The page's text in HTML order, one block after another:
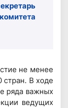
не менее
стран. В ходе
ряда важных
ведущих